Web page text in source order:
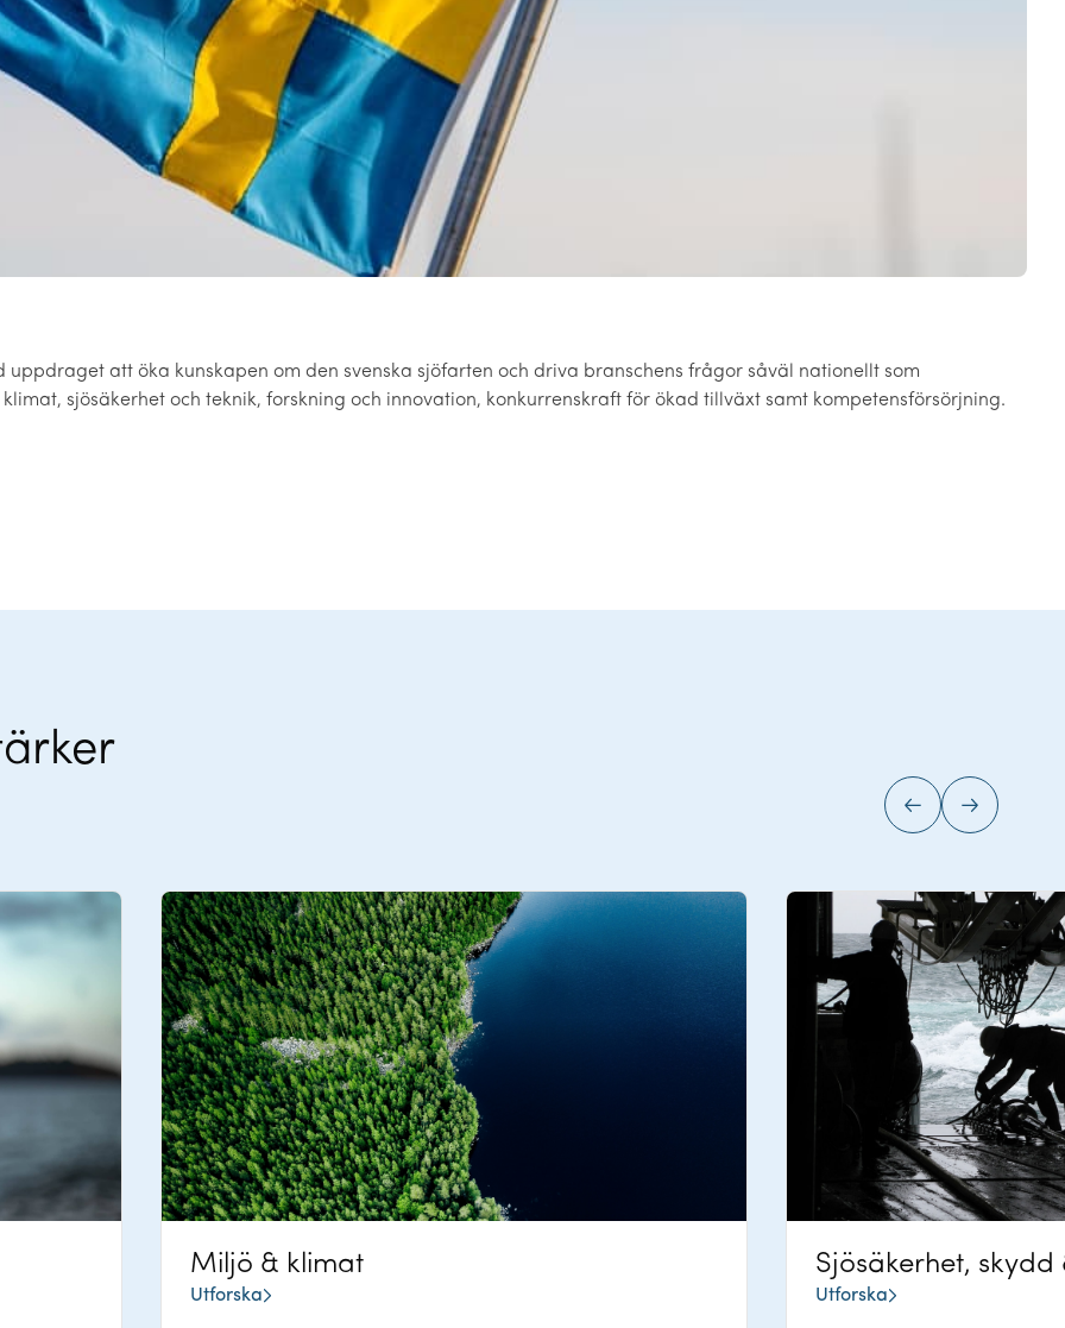
uppdraget att öka kunskapen om den svenska sjöfarten och driva branschens frågor såväl nationellt som
sjösäkerhet och teknik, forskning och innovation, konkurrenskraft för ökad tillväxt samt kompetensförsörjning.
Föregående
Nästa
Miljö & klimat
Utforska
Sjösäkerhet,
Utforska